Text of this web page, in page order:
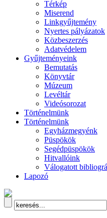
Térkép
Miserend
Linkgyűjtemény
Nyertes pályázatok
Közbeszerzés
Adatvédelem
Gyűjteményeink
Bemutatás
Könyvtár
Múzeum
Levéltár
Videósorozat
Történelmünk
Történelmünk
Egyházmegyénk
Püspökök
Segédpüspökök
Hitvallóink
Válogatott
Lapozó